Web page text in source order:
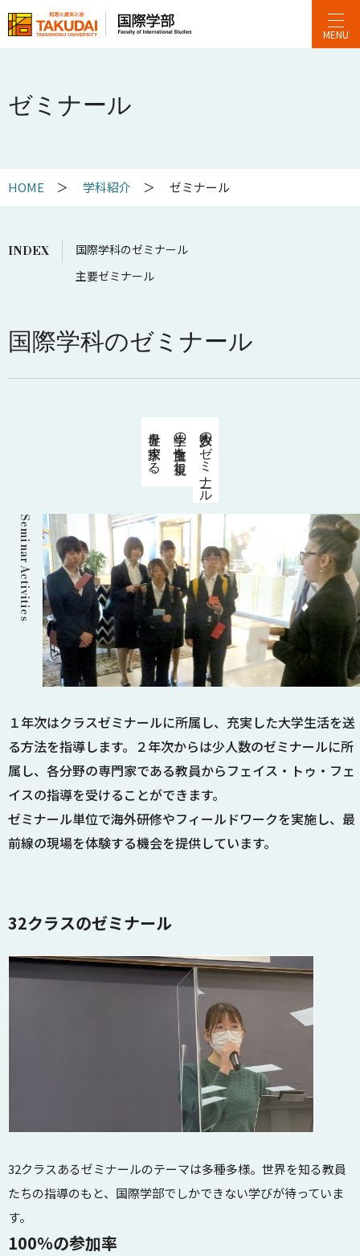
MENU
学科紹介 ゼミナール
ゼミナール
国際学科のゼミナール
主要ゼミナール
国際学科のゼミナール
Seminar Activities
１年次はクラスゼミナールに所属し、充実した大学生活を送
る方法を指導します。２年次からは少人数のゼミナールに所
属し、各分野の専門家である教員からフェイス・トゥ・フェ
イスの指導を受けることができます。
ゼミナール単位で海外研修やフィールドワークを実施し、最
前線の現場を体験する機会を提供しています。
少人数のゼミナール
学生の自主性を重視し、
世界を探求する。
32クラスのゼミナール
32クラスあるゼミナールのテーマは多種多様。世界を知る教員
たちの指導のもと、国際学部でしかできない学びが待っていま
す。
100％の参加率